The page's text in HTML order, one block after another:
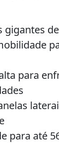
gigantes
para
para até